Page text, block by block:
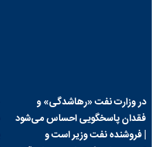
در وزارت نفت «رهاشدگی» و
فقدان پاسخگویی احساس می‌شود
| فروشنده نفت وزیر است و